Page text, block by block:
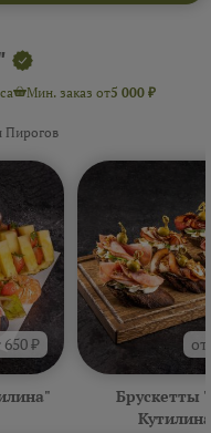
Мин. заказ от5 000 ₽
Пирогов
650 ₽
Брускетты